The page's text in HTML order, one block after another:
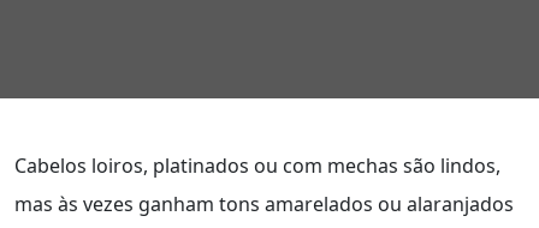
Cabelos loiros, platinados ou com mechas são lindos,
mas às vezes ganham tons amarelados ou alaranjados